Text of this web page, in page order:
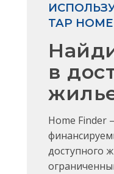
TAP
в
Home Finder
доступного